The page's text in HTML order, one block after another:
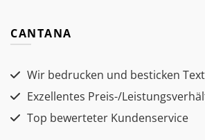
CANTANA
Wir bedrucken und besticken
Exzellentes Preis-/
Top bewerteter Kundenservice